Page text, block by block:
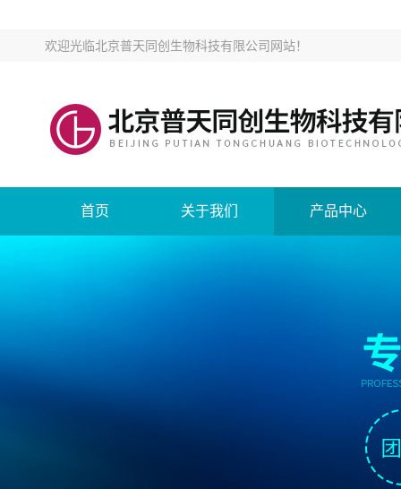
欢迎光临北京普天同创生物科技有限公司网站！
首页 关于我们 产品中心